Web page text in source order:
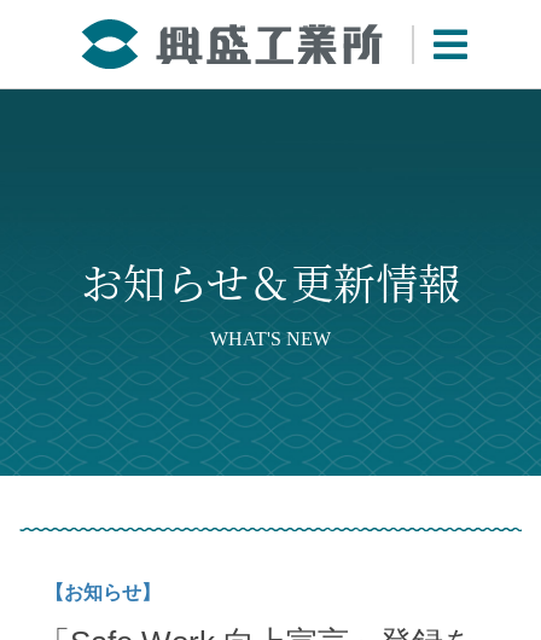
お知らせ＆更新情報
WHAT'S NEW
【お知らせ】